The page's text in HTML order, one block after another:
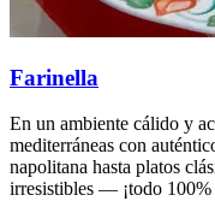
Farinella
En un ambiente cálido y
mediterráneas con
napolitana hasta platos
irresistibles — ¡todo 100%